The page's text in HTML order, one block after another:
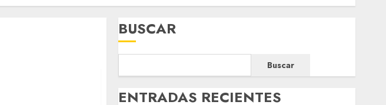
BUSCAR
Buscar
ENTRADAS RECIENTES